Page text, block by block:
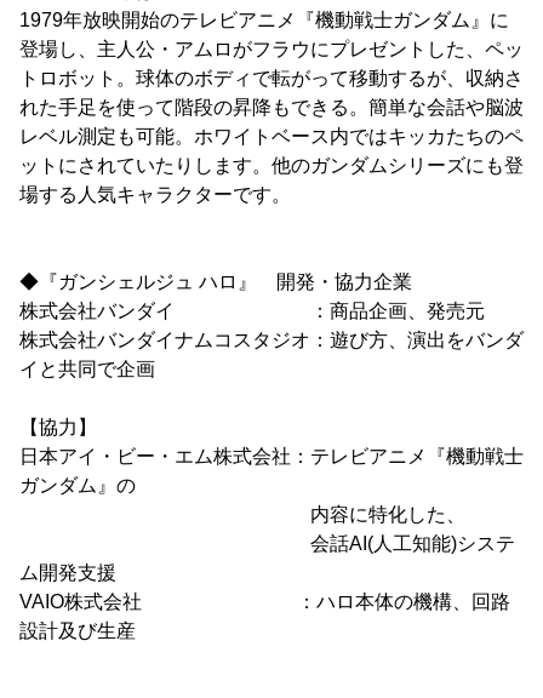
1979年放映開始のテレビアニメ『機動戦士ガンダム』に
登場し、主人公・アムロがフラウにプレゼントした、ペッ
トロボット。球体のボディで転がって移動するが、収納さ
れた手足を使って階段の昇降もできる。簡単な会話や脳波
レベル測定も可能。ホワイトベース内ではキッカたちのペ
ットにされていたりします。他のガンダムシリーズにも登
場する人気キャラクターです。
◆『ガンシェルジュ ハロ』 開発・協力企業
株式会社バンダイ ：商品企画、発売元
株式会社バンダイナムコスタジオ：遊び方、演出をバンダ
イと共同で企画
【協力】
日本アイ・ビー・エム株式会社：テレビアニメ『機動戦士
ガンダム』の
内容に特化した、
会話AI(人工知能)システ
ム開発支援
VAIO株式会社 ：ハロ本体の機構、回路
設計及び生産